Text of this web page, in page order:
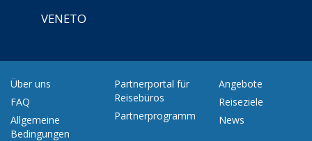
VENETO
Über uns
FAQ
Allgemeine
Bedingungen
Partnerportal für
Reisebüros
Partnerprogramm
Angebote
Reiseziele
News